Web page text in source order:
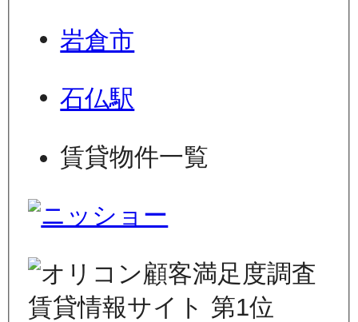
岩倉市
石仏駅
賃貸物件一覧